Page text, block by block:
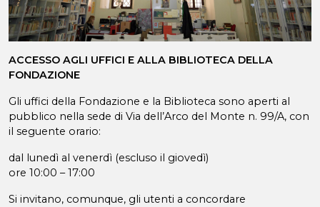
ACCESSO AGLI UFFICI E ALLA BIBLIOTECA DELLA
FONDAZIONE
Gli uffici della Fondazione e la Biblioteca sono aperti al
pubblico nella sede di Via dell’Arco del Monte n. 99/A, con
il seguente orario:
dal lunedì al venerdì (escluso il giovedì)
ore 10:00 – 17:00
Si invitano, comunque, gli utenti a concordare